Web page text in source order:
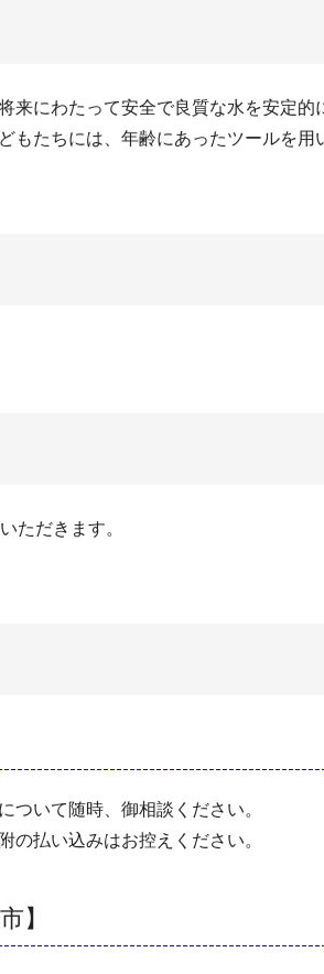
にわたって安全で良質な水を安定
たちには、年齢にあったツールを
ただきます。
ついて随時、御相談ください。
払い込みはお控えください。
】